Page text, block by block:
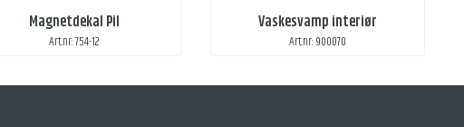
Magnetdekal Pil
Art.nr: 754-12
Vaskesvamp interiør
Art.nr: 900070